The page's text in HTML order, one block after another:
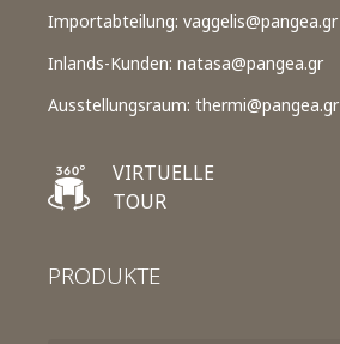
Importabteilung: vaggelis@pangea.gr
Inlands-Kunden: natasa@pangea.gr
Ausstellungsraum: thermi@pangea.gr
VIRTUELLE
TOUR
PRODUKTE